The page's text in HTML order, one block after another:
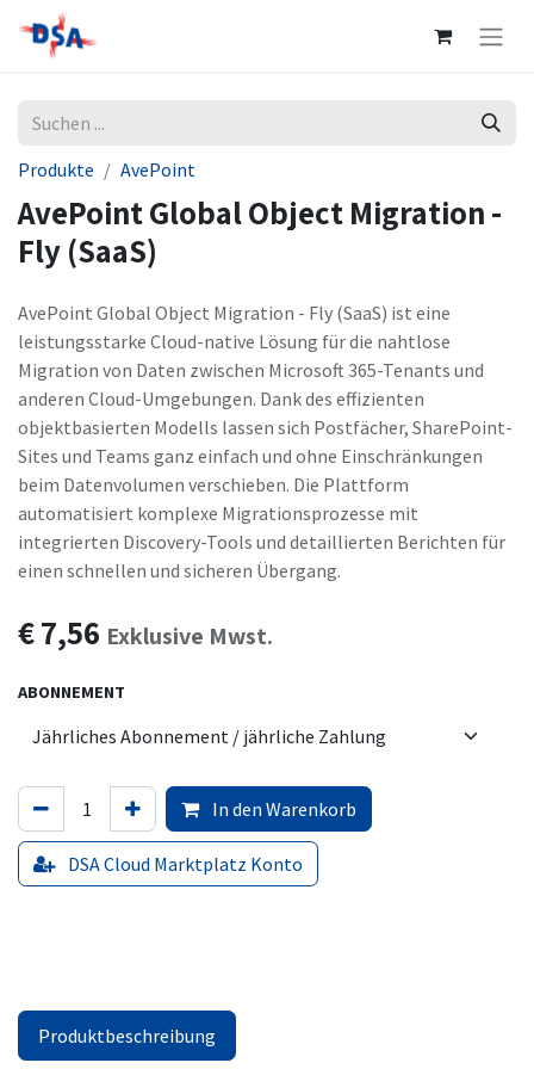
Produkte AvePoint
AvePoint Global Object Migration -
Fly (SaaS)
AvePoint Global Object Migration - Fly (SaaS) ist eine
leistungsstarke Cloud-native Lösung für die nahtlose
Migration von Daten zwischen Microsoft 365-Tenants und
anderen Cloud-Umgebungen. Dank des effizienten
objektbasierten Modells lassen sich Postfächer, SharePoint-
Sites und Teams ganz einfach und ohne Einschränkungen
beim Datenvolumen verschieben. Die Plattform
automatisiert komplexe Migrationsprozesse mit
integrierten Discovery-Tools und detaillierten Berichten für
einen schnellen und sicheren Übergang.
€7,56 Exklusive Mwst.
ABONNEMENT
In den Warenkorb
DSA Cloud Marktplatz Konto
Produktbeschreibung